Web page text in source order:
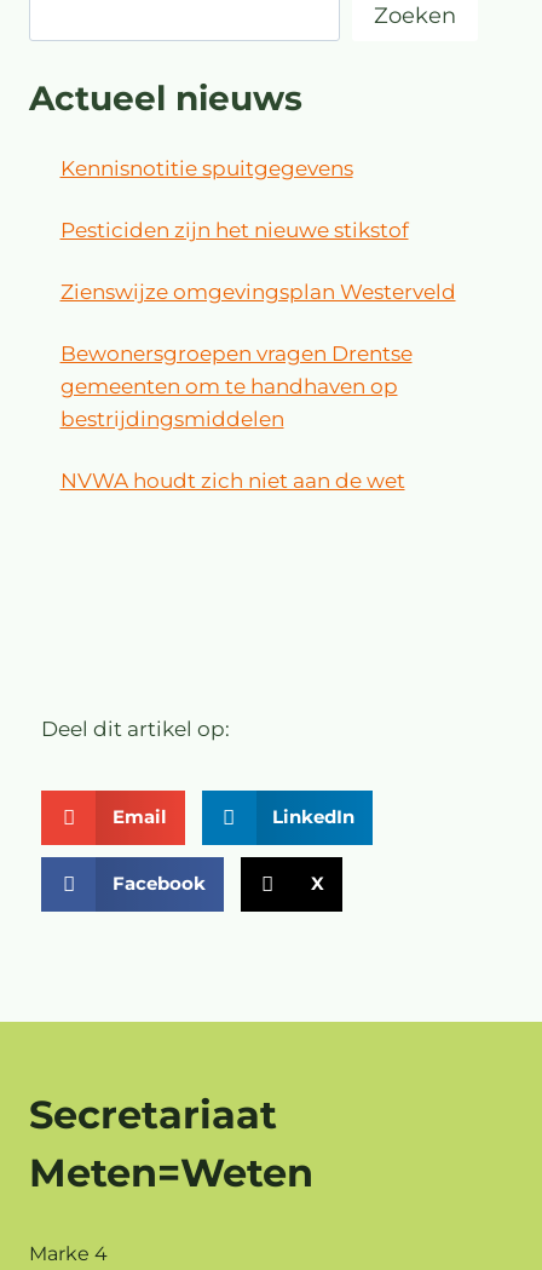
Zoeken
Actueel nieuws
Kennisnotitie spuitgegevens
Pesticiden zijn het nieuwe stikstof
Zienswijze omgevingsplan Westerveld
Bewonersgroepen vragen Drentse
gemeenten om te handhaven op
bestrijdingsmiddelen
NVWA houdt zich niet aan de wet
Deel dit artikel op:
Email LinkedIn
Facebook X
Secretariaat
Meten=Weten
Marke 4